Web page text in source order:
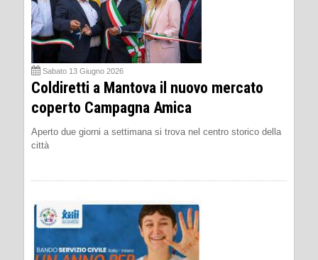
Sabato 13 Giugno 2026
Coldiretti a Mantova il nuovo mercato
coperto Campagna Amica
Aperto due giorni a settimana si trova nel centro storico della
città